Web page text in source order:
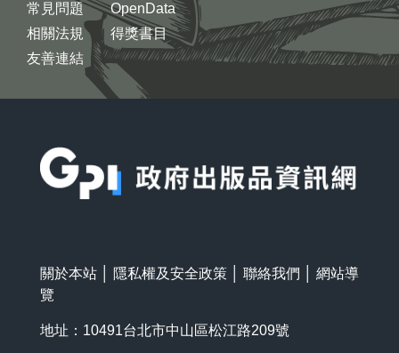
常見問題
相關法規
友善連結
OpenData
得獎書目
關於本站 隱私權及安全政策 聯絡我們
網站導
覽
地址：10491台北市中山區松江路209號